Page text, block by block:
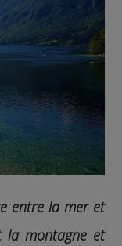
entre la mer et
la montagne et